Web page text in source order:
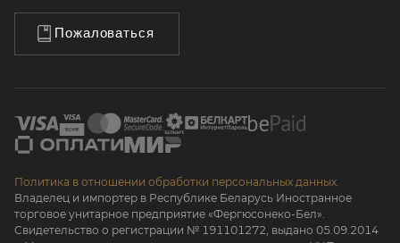
Пожаловаться
Политика в отношении обработки персональных данных.
Владелец и импортер в Республике Беларусь Иностранное
торговое унитарное предприятие «Фергюсонеко-Бел».
Свидетельство о регистрации № 191101272, выдано 05.09.2014